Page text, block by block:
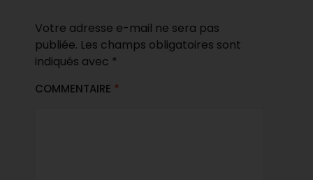
Votre adresse e-mail ne sera pas
publiée. Les champs obligatoires sont
indiqués avec *
COMMENTAIRE *